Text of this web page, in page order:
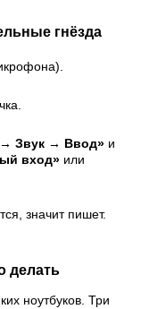
гнёзда
Звук → Ввод»и
вход»или
значит пишет.
делать
ноутбуков. Три